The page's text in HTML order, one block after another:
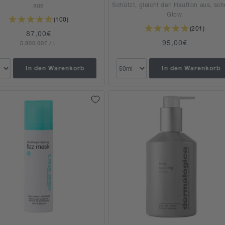
aus
(100)
Normaler
Preis
87,00€
GRUNDPREIS
5.800,00€ / PRO
L
In den Warenkorb
Schützt, gleicht den Hautton aus,
Glow
(201)
Normaler
95,00€
In den Warenkorb